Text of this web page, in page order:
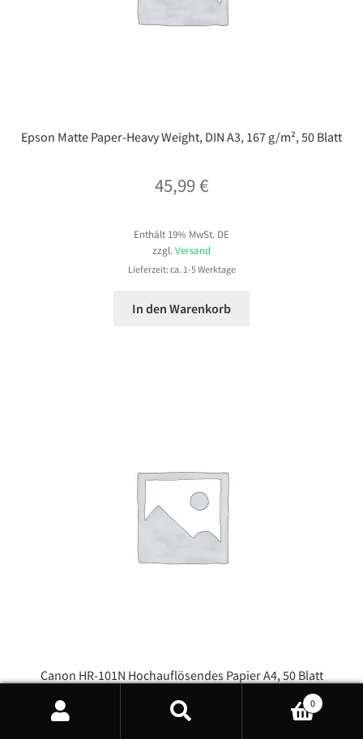
Epson Matte Paper-Heavy Weight, DIN A3, 167 g/m², 50 Blatt
45,99€
Enthält 19% MwSt. DE
zzgl. Versand
Lieferzeit: ca. 1-5 Werktage
In den Warenkorb
Canon HR-101N Hochauflösendes Papier A4, 50 Blatt
12,99
Products
0